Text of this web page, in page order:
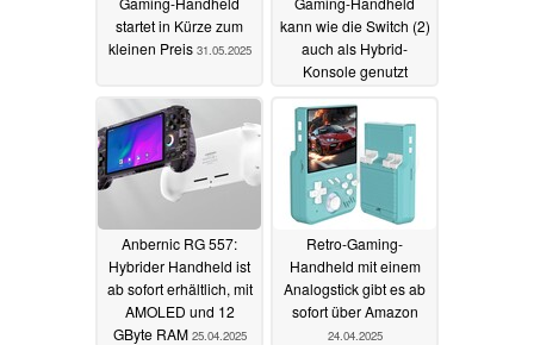
startet in Kürze zum
kleinen Preis 31.05.2025
kann wie die Switch (2)
auch als Hybrid-
Konsole genutzt
Anbernic RG 557:
Hybrider Handheld ist
ab sofort erhältlich, mit
AMOLED und 12
GByte RAM 25.04.2025
Retro-Gaming-
Handheld mit einem
Analogstick gibt es ab
sofort über Amazon
24.04.2025